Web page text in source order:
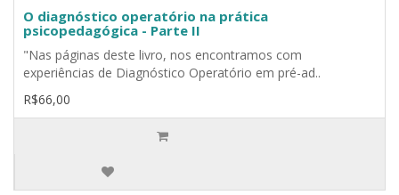
O diagnóstico operatório na prática
psicopedagógica - Parte II
"Nas páginas deste livro, nos encontramos com
experiências de Diagnóstico Operatório em pré-ad..
R$66,00